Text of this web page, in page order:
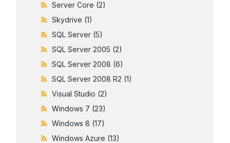
Server Core (2)
Skydrive (1)
SQL Server (5)
SQL Server 2005 (2)
SQL Server 2008 (6)
SQL Server 2008 R2 (1)
Visual Studio (2)
Windows 7 (23)
Windows 8 (17)
Windows Azure (13)